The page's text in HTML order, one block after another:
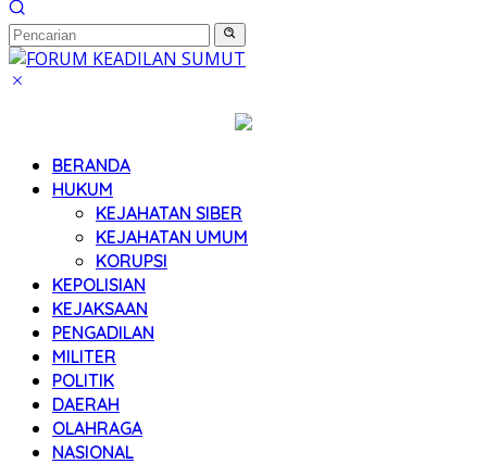
BERANDA
HUKUM
KEJAHATAN SIBER
KEJAHATAN UMUM
KORUPSI
KEPOLISIAN
KEJAKSAAN
PENGADILAN
MILITER
POLITIK
DAERAH
OLAHRAGA
NASIONAL